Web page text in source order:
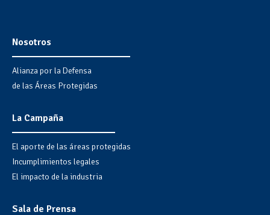
Nosotros
Alianza por la Defensa
de las Áreas Protegidas
La Campaña
El aporte de las áreas protegidas
Incumplimientos legales
El impacto de la industria
Sala de Prensa